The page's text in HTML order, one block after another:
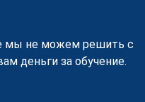
мы не можем решить с
деньги за обучение.